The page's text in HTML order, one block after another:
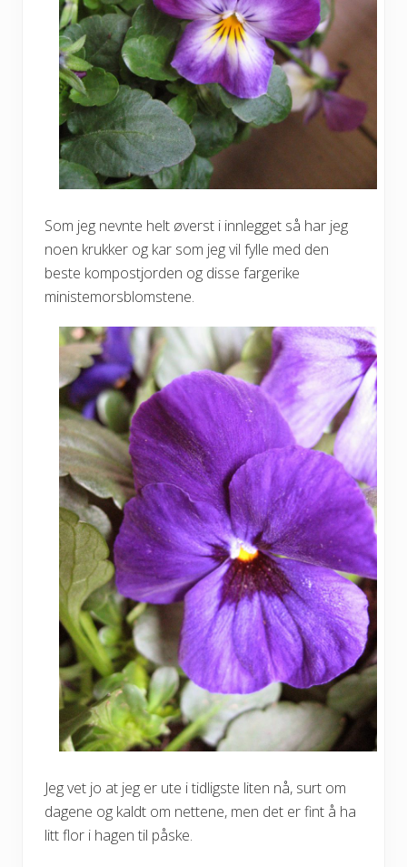
Som jeg nevnte helt øverst i innlegget så har jeg
noen krukker og kar som jeg vil fylle med den
beste kompostjorden og disse fargerike
ministemorsblomstene.
Jeg vet jo at jeg er ute i tidligste liten nå, surt om
dagene og kaldt om nettene, men det er fint å ha
litt flor i hagen til påske.